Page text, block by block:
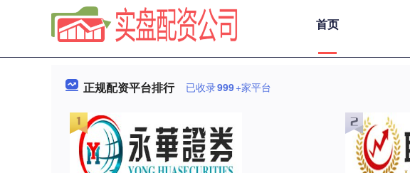
首页
正规配资平台排行 已收录999+家平台